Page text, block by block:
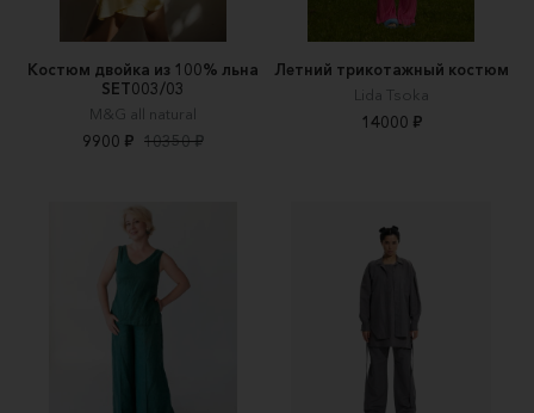
Костюм двойка из 100% льна
SET003/03
M&G all natural
9900 ₽ 10350 ₽
Летний трикотажный костюм
Lida Tsoka
14000 ₽